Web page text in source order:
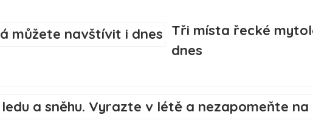
Tři místa řecké
dnes